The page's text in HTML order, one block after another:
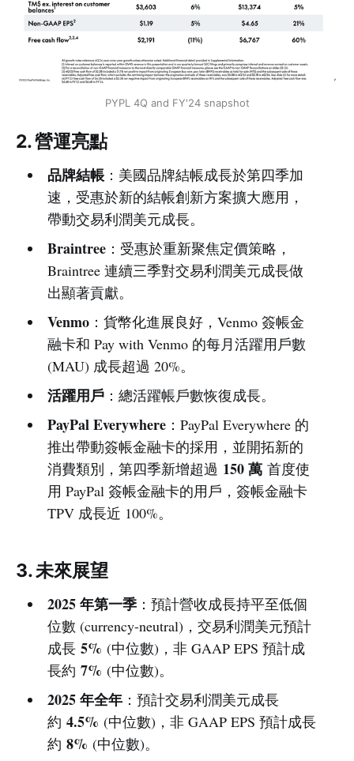
PYPL 4Q and FY'24 snapshot
2. 營運亮點
品牌結帳：美國品牌結帳成長於第四季加
速，受惠於新的結帳創新方案擴大應用，
帶動交易利潤美元成長。
Braintree：受惠於重新聚焦定價策略，
Braintree 連續三季對交易利潤美元成長做
出顯著貢獻。
Venmo：貨幣化進展良好，Venmo 簽帳金
融卡和 Pay with Venmo 的每月活躍用戶數
(MAU) 成長超過 20%。
活躍用戶：總活躍帳戶數恢復成長。
PayPal Everywhere：PayPal Everywhere 的
推出帶動簽帳金融卡的採用，並開拓新的
消費類別，第四季新增超過 150 萬首度使
用 PayPal 簽帳金融卡的用戶，簽帳金融卡
TPV 成長近 100%。
3. 未來展望
2025 年第一季：預計營收成長持平至低個
位數 (currency-neutral)，交易利潤美元預計
成長 5% (中位數)，非 GAAP EPS 預計成
長約 7% (中位數)。
2025 年全年：預計交易利潤美元成長
約 4.5% (中位數)，非 GAAP EPS 預計成長
約 8% (中位數)。